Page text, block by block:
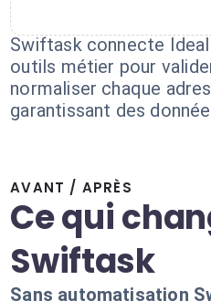
Swiftask connecte
outils métier pour
normaliser chaque
garantissant des
AVANT / APRÈS
Ce qui
Swiftask
Sans automatisation